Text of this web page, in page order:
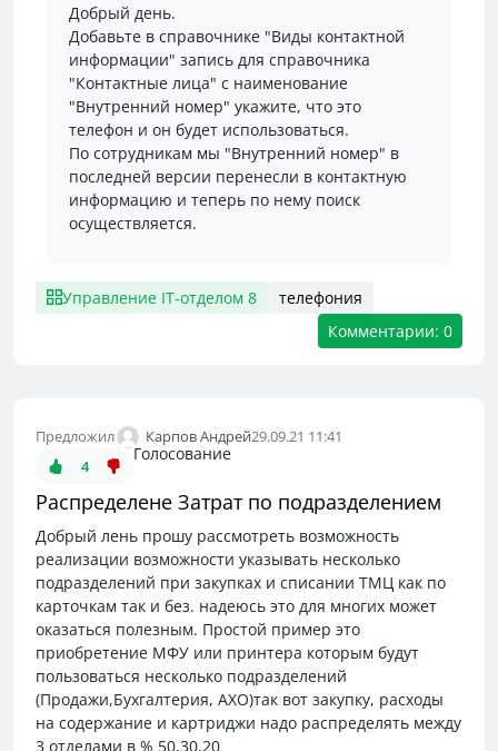
Добрый день.
Добавьте в справочнике "Виды контактной
информации" запись для справочника
"Контактные лица" с наименование
"Внутренний номер" укажите, что это
телефон и он будет использоваться.
По сотрудникам мы "Внутренний номер" в
последней версии перенесли в контактную
информацию и теперь по нему поиск
осуществляется.
Управление IT-отделом 8
телефония
Комментарии: 0
Предложил Карпов Андрей29.09.21 11:41
4
Голосование
Распределене Затрат по подразделением
Добрый лень прошу рассмотреть возможность
реализации возможности указывать несколько
подразделений при закупках и списании ТМЦ как по
карточкам так и без. надеюсь это для многих может
оказаться полезным. Простой пример это
приобретение МФУ или принтера которым будут
пользоваться несколько подразделений
(Продажи,Бухгалтерия, АХО)так вот закупку, расходы
на содержание и картриджи надо распределять между
3 отделами в % 50,30,20